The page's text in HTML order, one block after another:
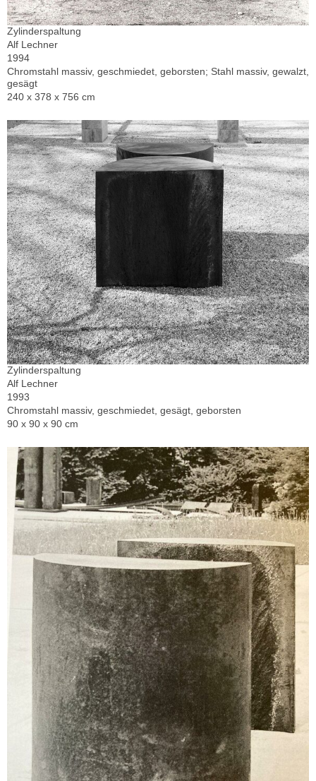
Zylinderspaltung
Alf Lechner
1994
Chromstahl massiv, geschmiedet, geborsten; Stahl massiv, gewalzt,
gesägt
240 x 378 x 756 cm
Zylinderspaltung
Alf Lechner
1993
Chromstahl massiv, geschmiedet, gesägt, geborsten
90 x 90 x 90 cm